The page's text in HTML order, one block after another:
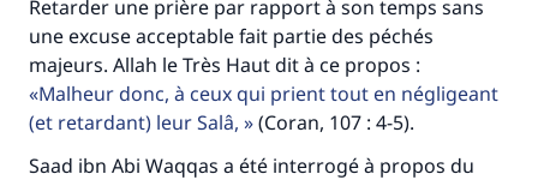
Retarder une prière par rapport à son temps sans
une excuse acceptable fait partie des péchés
majeurs. Allah le Très Haut dit à ce propos :
Malheur donc, à ceux qui prient tout en négligeant
(et retardant) leur Salâ,
(Coran, 107 : 4-5).
Saad ibn Abi Waqqas a été interrogé à propos du